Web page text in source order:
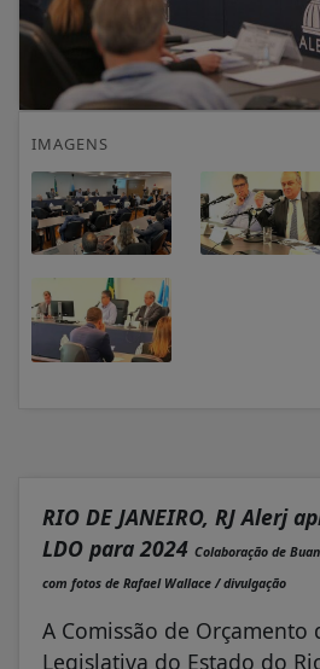
IMAGENS
RIO DE JANEIRO, RJ Alerj
LDO para 2024 Colaboração de
com fotos de Rafael Wallace / divulgação
A Comissão de Orçamento
Legislativa do Estado do